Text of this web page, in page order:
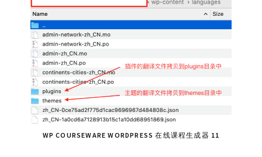
WP COURSEWARE WORDPRESS 在线课程生成器 11